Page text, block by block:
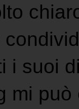
i suoi
mi